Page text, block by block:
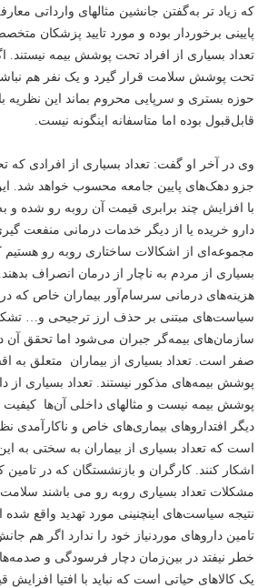
که زیاد تر به‌گفتن جانشین مثالهای وارداتی
پایینی برخوردار بوده و مورد تایید پزشکان
تعداد بسیاری از افراد تحت پوشش بیمه
تحت پوشش سلامت قرار گیرد و یک نفر هم
حوزه بستری و سرپایی محروم بماند این نظریه
قابل‌قبول بوده اما متاسفانه اینگونه نیست.
وی در آخر او گفت: تعداد بسیاری از افرادی که
جزو دهک‌های پایین جامعه محسوب خواهد شد.
با افزایش چند برابری قیمت آن روبه رو شده و
دارو خریده یا از دیگر خدمات درمانی منفعت
مجموعه‌ای از اشکالات ساختاری روبه رو
بسیاری از مردم به ناچار از درمان انصراف
هزینه‌های درمانی سرسام‌آور بیماران خاص که در
سیاست‌های مبتنی بر حذف ارز ترجیحی و…
سازمان‌های بیمه‌گر جبران می‌شود اما تحقق آن
صفر است. تعداد بسیاری از بیماران متعلق به
پوشش بیمه‌های مذکور نیستند. تعداد بسیاری از
پوشش بیمه نیست و مثالهای داخلی آن‌ها کیفیت
دیگر افتداروهای بیماری‌های خاص و ناکارآمدی
است که تعداد بسیاری از بیماران به سختی به
اشکار کنند. کارگران و بازنشستگان که در تامین
مشکلات تعداد بسیاری روبه رو می باشند سلامت
نتیجه سیاست‌های اینچنینی مورد تهدید واقع
تامین داروهای موردنیاز خود را ندارد اگر هم
خطر نیفتد در بین‌زمان دچار فرسودگی و
یک کالاهای حیاتی است که نباید با افتیا